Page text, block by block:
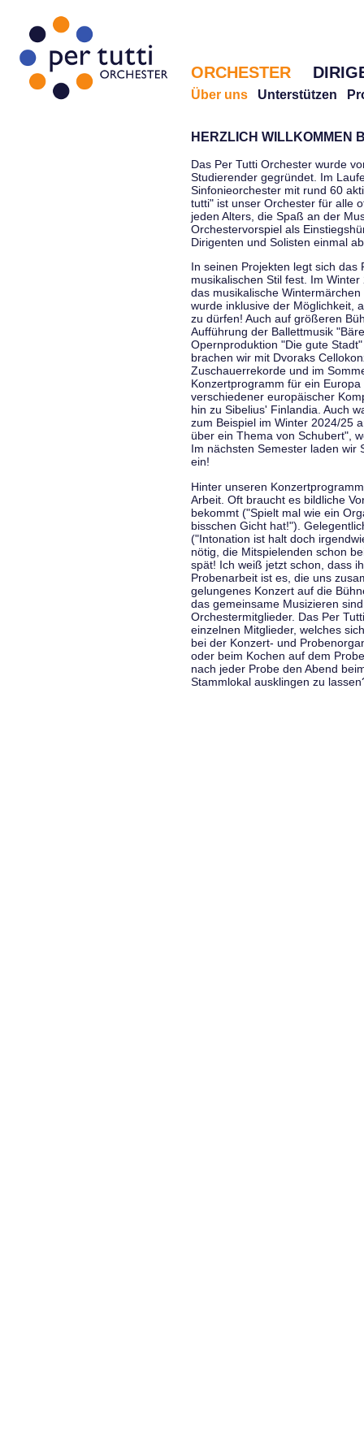
ORCHESTER
Über uns Unterstützen
HERZLICH WILLKOMMEN
Das Per Tutti Orchester wurde
Studierender gegründet. Im
Sinfonieorchester mit rund 60
tutti" ist unser Orchester für alle
jeden Alters, die Spaß an der
Orchestervorspiel als
Dirigenten und Solisten einmal
In seinen Projekten legt sich das
musikalischen Stil fest. Im
das musikalische
wurde inklusive der Möglichkeit,
zu dürfen! Auch auf größeren
Aufführung der Ballettmusik
Opernproduktion "Die gute
brachen wir mit Dvoraks
Zuschauerrekorde und im
Konzertprogramm für ein
verschiedener europäischer
hin zu Sibelius' Finlandia. Auch
zum Beispiel im Winter 2024/25
über ein Thema von Schubert",
Im nächsten Semester laden wir
ein!
Hinter unseren
Arbeit. Oft braucht es bildliche
bekommt ("Spielt mal wie ein
bisschen Gicht hat!").
("Intonation ist halt doch
nötig, die Mitspielenden schon
spät! Ich weiß jetzt schon, dass
Probenarbeit ist es, die uns
gelungenes Konzert auf die
das gemeinsame Musizieren
Orchestermitglieder. Das Per
einzelnen Mitglieder, welches
bei der Konzert- und
oder beim Kochen auf dem
nach jeder Probe den Abend
Stammlokal ausklingen zu